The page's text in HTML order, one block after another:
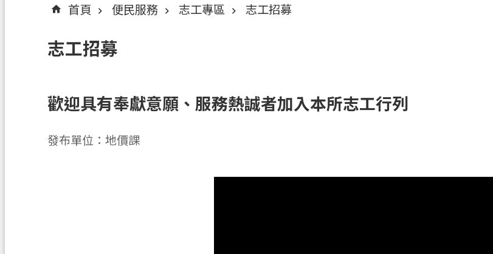
首頁
便民服務 志工專區 志工招募
志工招募
歡迎具有奉獻意願、服務熱誠者加入本所志工行列
發布單位：地價課